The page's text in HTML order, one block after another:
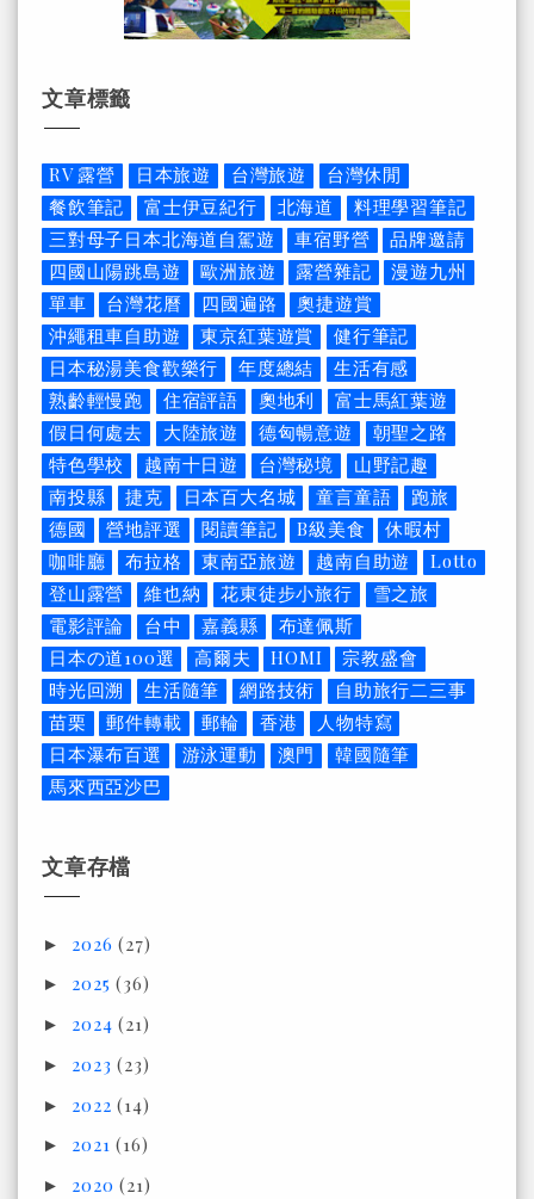
文章標籤
RV 露營 日本旅遊 台灣旅遊
台灣休閒
餐飲筆記
富士伊豆紀行 北海道
料理學習筆記
三對母子日本北海道自駕遊
車宿野營
品牌邀請
四國山陽跳島遊
歐洲旅遊 露營雜記
漫遊九州
單車
台灣花曆 四國遍路
奧捷遊賞
沖繩租車自助遊
東京紅葉遊賞
健行筆記
日本秘湯美食歡樂行
年度總結
生活有感
熟齡輕慢跑
住宿評語 奧地利
富士馬紅葉遊
假日何處去
大陸旅遊 德匈暢意遊
朝聖之路
特色學校
越南十日遊 台灣秘境
山野記趣
南投縣
捷克 日本百大名城 童言童語
跑旅
德國
營地評選 閱讀筆記 B級美食
休暇村
咖啡廳
布拉格 東南亞旅遊 越南自助遊
Lotto
登山露營
維也納 花東徒步小旅行
雪之旅
電影評論
台中 嘉義縣
布達佩斯
日本の道100選
高爾夫 HOMI
宗教盛會
時光回溯
生活隨筆 網路技術
自助旅行二三事
苗栗
郵件轉載 郵輪 香港
人物特寫
日本瀑布百選
游泳運動 澳門
韓國隨筆
馬來西亞沙巴
文章存檔
► 2026(27)
► 2025(36)
► 2024(21)
► 2023(23)
► 2022(14)
► 2021(16)
► 2020(21)